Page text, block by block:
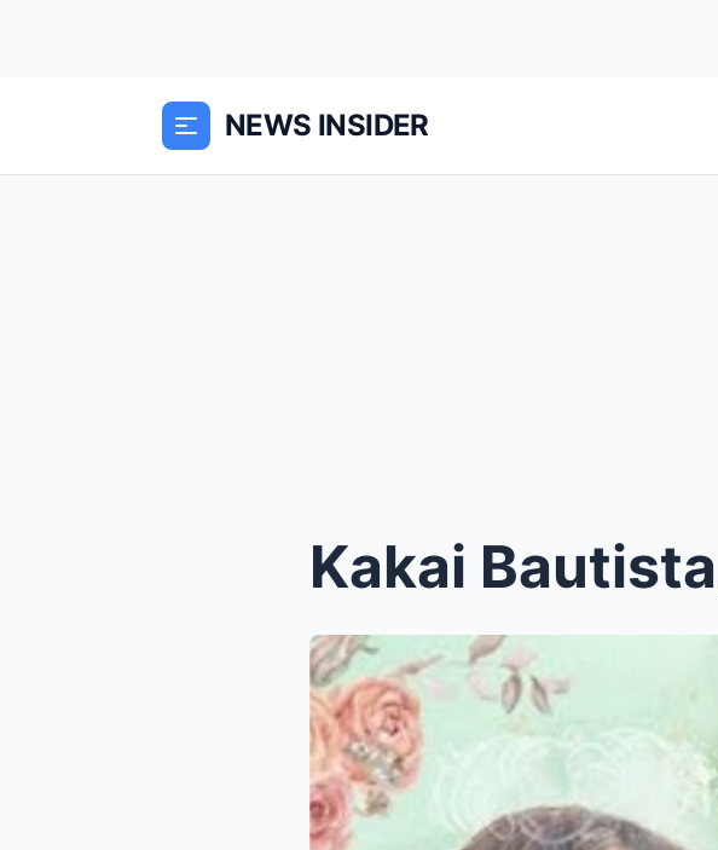
NEWS INSIDER